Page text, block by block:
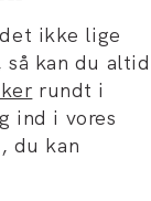
ikke lige
kan du altid
rundt i
ind i vores
du kan